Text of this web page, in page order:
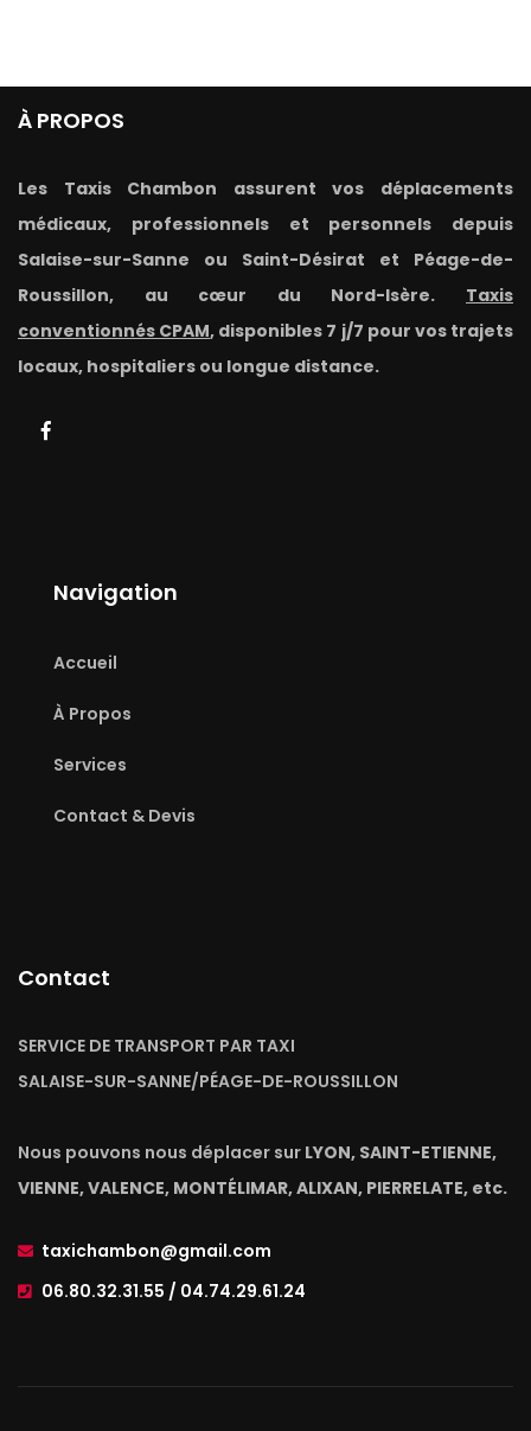
À PROPOS
Les Taxis Chambon assurent vos déplacements
médicaux, professionnels et personnels depuis
Salaise-sur-Sanne ou Saint-Désirat et Péage-de-
Roussillon, au cœur du Nord-Isère. Taxis
conventionnés CPAM, disponibles 7 j/7 pour vos trajets
locaux, hospitaliers ou longue distance.
Navigation
Accueil
À Propos
Services
Contact & Devis
Contact
SERVICE DE TRANSPORT PAR TAXI
SALAISE-SUR-SANNE/PÉAGE-DE-ROUSSILLON
Nous pouvons nous déplacer sur LYON, SAINT-ETIENNE,
VIENNE, VALENCE, MONTÉLIMAR, ALIXAN, PIERRELATE, etc.
taxichambon@gmail.com
06.80.32.31.55 / 04.74.29.61.24